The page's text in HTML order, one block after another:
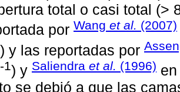
total o casi total (>
por Wang et al. (2007)
) y las reportadas por
-1) y Saliendra et al. (1996)
se debió a que las